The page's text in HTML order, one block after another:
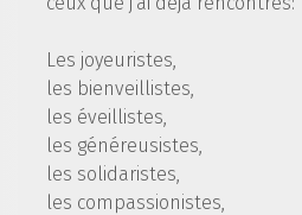
Les joyeuristes,
les bienveillistes,
les éveillistes,
les généreusistes,
les solidaristes,
les compassionistes,